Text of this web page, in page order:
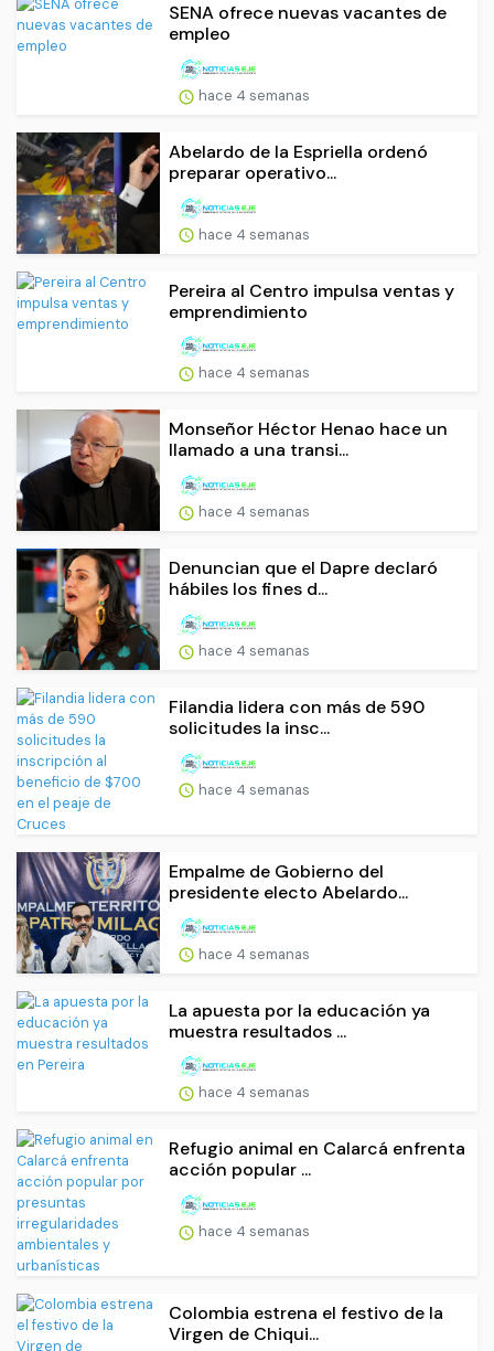
SENA ofrece nuevas vacantes de
empleo
hace 4 semanas
Abelardo de la Espriella ordenó
preparar operativo...
hace 4 semanas
Pereira al Centro impulsa ventas y
emprendimiento
hace 4 semanas
Monseñor Héctor Henao hace un
llamado a una transi...
hace 4 semanas
Denuncian que el Dapre declaró
hábiles los fines d...
hace 4 semanas
Filandia lidera con más de 590
solicitudes la insc...
hace 4 semanas
Empalme de Gobierno del
presidente electo Abelardo...
hace 4 semanas
La apuesta por la educación ya
muestra resultados ...
hace 4 semanas
Refugio animal en Calarcá enfrenta
acción popular ...
hace 4 semanas
Colombia estrena el festivo de la
Virgen de Chiqui...